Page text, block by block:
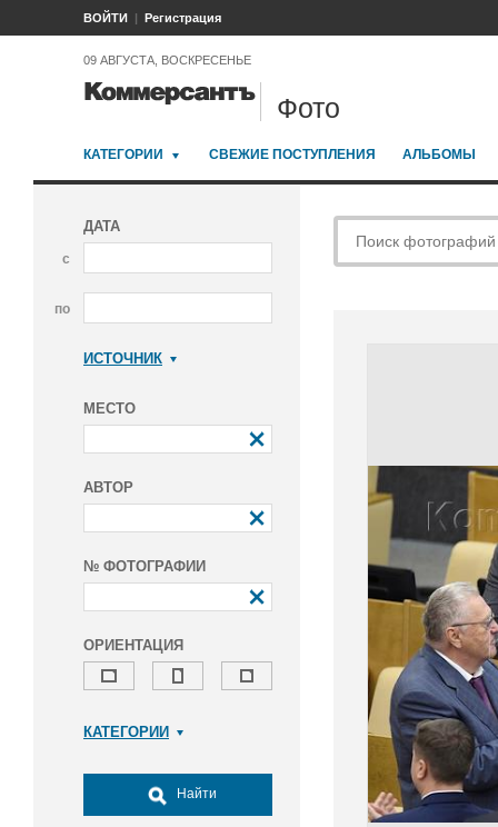
ВОЙТИ Регистрация
09 АВГУСТА, ВОСКРЕСЕНЬЕ
Фото
КАТЕГОРИИ СВЕЖИЕ ПОСТУПЛЕНИЯ АЛЬБОМЫ
ДАТА
с
по
ИСТОЧНИК
МЕСТО
АВТОР
№ ФОТОГРАФИИ
ОРИЕНТАЦИЯ
КАТЕГОРИИ
Досуг, туризм и отдых
Культура
Найти